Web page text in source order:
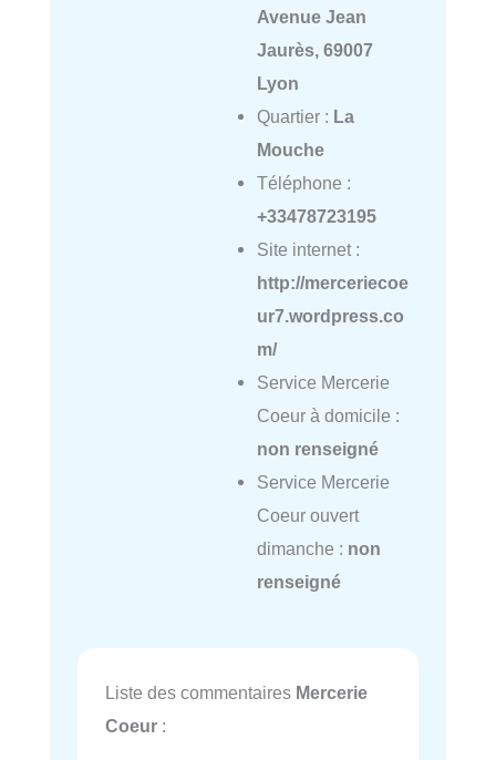
Avenue Jean
Jaurès, 69007
Lyon
Quartier : La
Mouche
Téléphone :
+33478723195
Site internet :
http://merceriecoe
ur7.wordpress.co
m/
Service Mercerie
Coeur à domicile :
non renseigné
Service Mercerie
Coeur ouvert
dimanche : non
renseigné
Liste des commentaires Mercerie
Coeur :